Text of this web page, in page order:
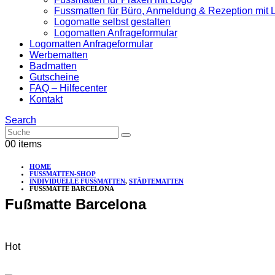
Fussmatten für Büro, Anmeldung & Rezeption mit
Logomatte selbst gestalten
Logomatten Anfrageformular
Logomatten Anfrageformular
Werbematten
Badmatten
Gutscheine
FAQ – Hilfecenter
Kontakt
Search
00 items
HOME
FUSSMATTEN-SHOP
INDIVIDUELLE FUSSMATTEN, STÄDTEMATTEN
FUSSMATTE BARCELONA
Fußmatte Barcelona
Hot